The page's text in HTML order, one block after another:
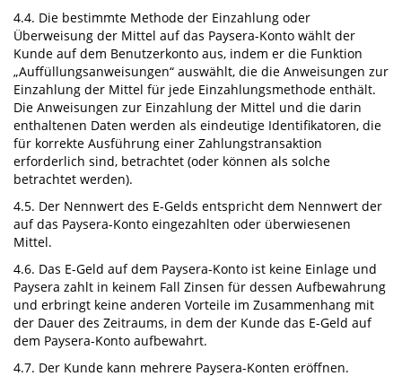
4.4. Die bestimmte Methode der Einzahlung oder
Überweisung der Mittel auf das Paysera-Konto wählt der
Kunde auf dem Benutzerkonto aus, indem er die Funktion
„Auffüllungsanweisungen“ auswählt, die die Anweisungen zur
Einzahlung der Mittel für jede Einzahlungsmethode enthält.
Die Anweisungen zur Einzahlung der Mittel und die darin
enthaltenen Daten werden als eindeutige Identifikatoren, die
für korrekte Ausführung einer Zahlungstransaktion
erforderlich sind, betrachtet (oder können als solche
betrachtet werden).
4.5. Der Nennwert des E-Gelds entspricht dem Nennwert der
auf das Paysera-Konto eingezahlten oder überwiesenen
Mittel.
4.6. Das E-Geld auf dem Paysera-Konto ist keine Einlage und
Paysera zahlt in keinem Fall Zinsen für dessen Aufbewahrung
und erbringt keine anderen Vorteile im Zusammenhang mit
der Dauer des Zeitraums, in dem der Kunde das E-Geld auf
dem Paysera-Konto aufbewahrt.
4.7. Der Kunde kann mehrere Paysera-Konten eröffnen.